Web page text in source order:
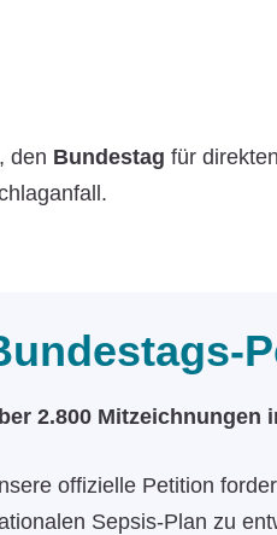
den Bundestag für
2.800 Mitzeichnungen
offizielle Petition
Sepsis-Plan zu